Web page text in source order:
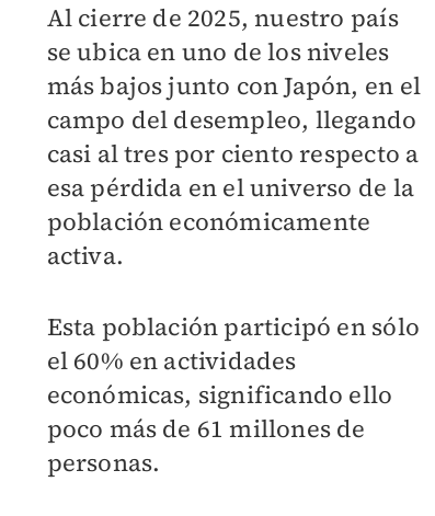
Al cierre de 2025, nuestro país
se ubica en uno de los niveles
más bajos junto con Japón, en el
campo del desempleo, llegando
casi al tres por ciento respecto a
esa pérdida en el universo de la
población económicamente
activa.
Esta población participó en sólo
el 60% en actividades
económicas, significando ello
poco más de 61 millones de
personas.